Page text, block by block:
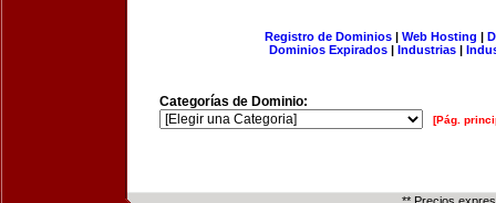
Registro de Dominios| Web Hosting |
Dominios Expirados | Industrias |
Categorías de Dominio:
[Pág.